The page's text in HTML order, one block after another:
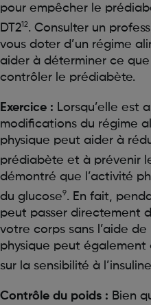
pour empêcher le
DT212 . Consulter un
vous doter d’un régime
aider à déterminer ce
contrôler le prédiabète.
Exercice : Lorsqu’elle est
modifications du régime
physique peut aider à
prédiabète et à prévenir
démontré que l’activité
du glucose9. En fait,
peut passer directement
votre corps sans l’aide de
physique peut
sur la sensibilité à
Contrôle du poids : Bien